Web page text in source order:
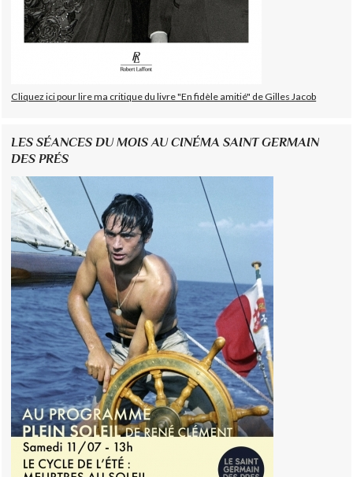
Cliquez ici pour lire ma critique du livre "En fidèle amitié" de Gilles Jacob
LES SÉANCES DU MOIS AU CINÉMA SAINT GERMAIN
DES PRÉS